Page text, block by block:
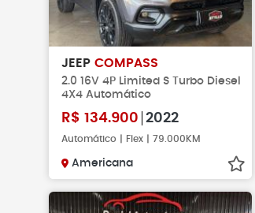
JEEP COMPASS
2.0 16V 4P Limited S Turbo Diesel
4X4 Automático
R$ 134.900 2022
Automático | Flex | 79.000KM
Americana